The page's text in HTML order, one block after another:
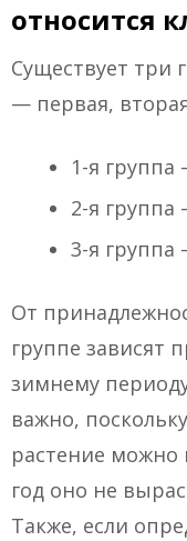
относится
Существует три
— первая,
1-я группа
2-я группа
3-я группа
От
группе зависят
зимнему
важно,
растение можно
год оно не
Также, если